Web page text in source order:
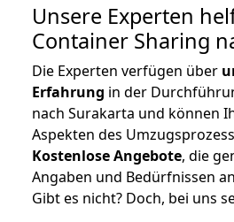
Unsere Experten
Container Sharing
Die Experten verfügen über
Erfahrung in der
nach Surakarta und können
Aspekten des
Kostenlose Angebote, die
Angaben und Bedürfnissen
Gibt es nicht? Doch, bei uns